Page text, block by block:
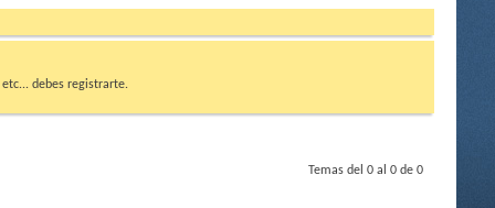
debes registrarte.
Temas del 0 al 0 de 0